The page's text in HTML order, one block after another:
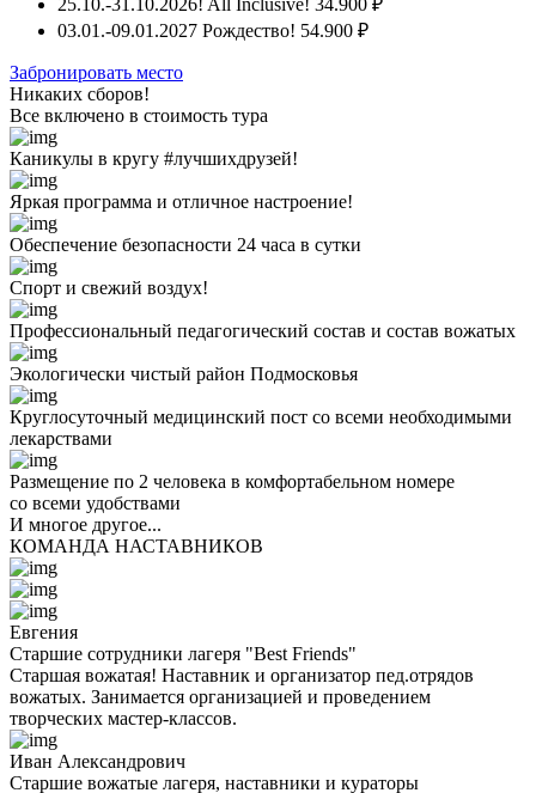
25.10.-31.10.2026! All Inclusive! 34.900 ₽
03.01.-09.01.2027 Рождество! 54.900 ₽
Забронировать место
Никаких сборов!
Все включено в стоимость тура
Каникулы в кругу #лучшихдрузей!
Яркая программа и отличное настроение!
Обеспечение безопасности 24 часа в сутки
Спорт и свежий воздух!
Профессиональный педагогический состав и состав вожатых
Экологически чистый район Подмосковья
Круглосуточный медицинский пост со всеми необходимыми
лекарствами
Размещение по 2 человека в комфортабельном номере
со всеми удобствами
И многое другое...
КОМАНДА НАСТАВНИКОВ
Евгения
Старшие сотрудники лагеря "Best Friends"
Старшая вожатая! Наставник и организатор пед.отрядов
вожатых. Занимается организацией и проведением
творческих мастер-классов.
Иван Александрович
Старшие вожатые лагеря, наставники и кураторы